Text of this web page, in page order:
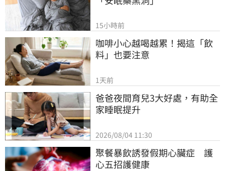
15小時前
咖啡小心越喝越累！揭這「飲
料」也要注意
1天前
爸爸夜間育兒3大好處，有助全
家睡眠提升
2026/08/04 11:30
聚餐暴飲誘發假期心臟症　護
心五招護健康